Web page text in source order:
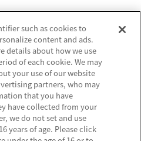
個人情報保護方針
Share My Personal
such as cookies to
content and ads.
details about how we use
of each cookie. We may
your use of our website
partners, who may
that you have
have collected from your
we do not set and use
years of age. Please click